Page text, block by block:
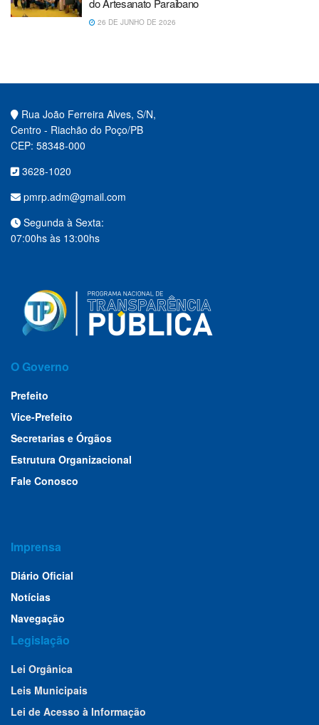
do Artesanato Paraibano
26 DE JUNHO DE 2026
Rua João Ferreira Alves, S/N,
Centro - Riachão do Poço/PB
CEP: 58348-000
3628-1020
pmrp.adm@gmail.com
Segunda à Sexta:
07:00hs às 13:00hs
O Governo
Prefeito
Vice-Prefeito
Secretarias e Órgãos
Estrutura Organizacional
Fale Conosco
Imprensa
Diário Oficial
Notícias
Navegação
Legislação
Lei Orgânica
Leis Municipais
Lei de Acesso à Informação